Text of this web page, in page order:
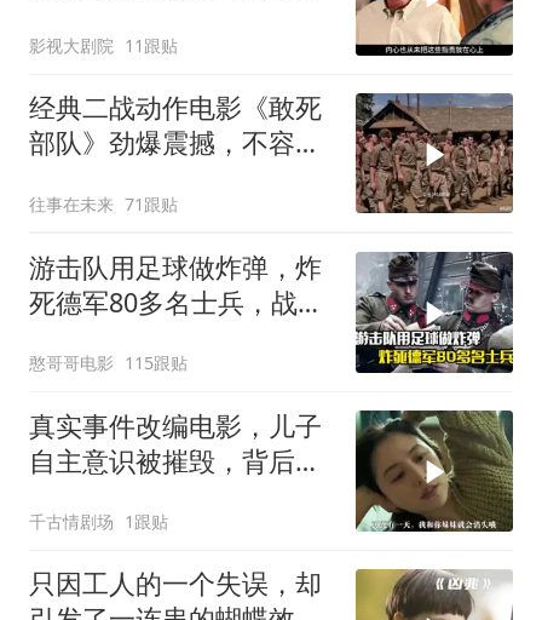
影视大剧院 11跟贴
经典二战动作电影《敢死
部队》劲爆震撼，不容错
往事在未来 71跟贴
游击队用足球做炸弹，炸
死德军80多名士兵，战争
憨哥哥电影 115跟贴
真实事件改编电影，儿子
自主意识被摧毁，背后故
千古情剧场 1跟贴
只因工人的一个失误，却